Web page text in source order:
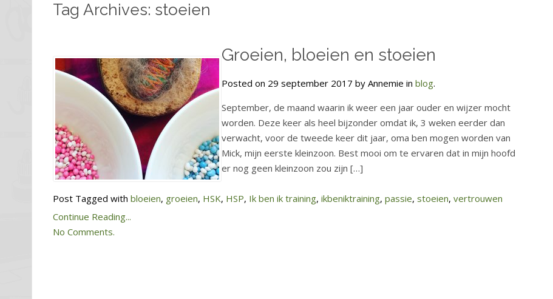
Tag Archives: stoeien
Groeien, bloeien en stoeien
Posted on 29 september 2017 by Annemie in blog.
September, de maand waarin ik weer een jaar ouder en wijzer mocht
worden. Deze keer als heel bijzonder omdat ik, 3 weken eerder dan
verwacht, voor de tweede keer dit jaar, oma ben mogen worden van
Mick, mijn eerste kleinzoon. Best mooi om te ervaren dat in mijn hoofd
er nog geen kleinzoon zou zijn […]
Post Tagged with bloeien, groeien, HSK, HSP, Ik ben ik training, ikbeniktraining, passie, stoeien, vertrouwen
Continue Reading...
No Comments.